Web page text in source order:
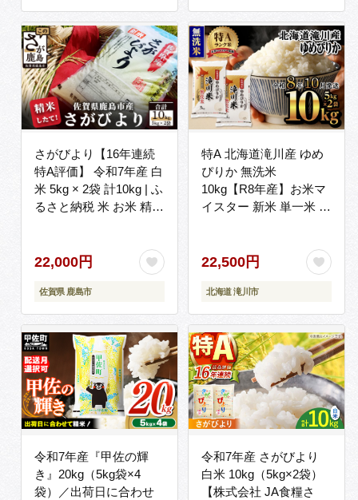
さがびより【16年連続
特A評価】 令和7年産 白
米 5kg × 2袋 計10kg | ふ
るさと納税 米 お米 精米
22,000円
佐賀県 鹿島市
特A 北海道滝川産 ゆめ
ぴりか 無洗米
10kg【R8年産】お米マ
イスター 新米 単一米 産
米 米 こめ コメ お米 ご
飯 おにぎり 道産 送料無
料 むせんまい 限定 贈答
22,500円
北海道 滝川市
令和7年産『甲佐の輝
き』20kg（5kg袋×4
袋）／出荷日に合わせ
令和7年産 さがびより
白米 10kg（5kg×2袋）
【株式会社 JA食糧さ